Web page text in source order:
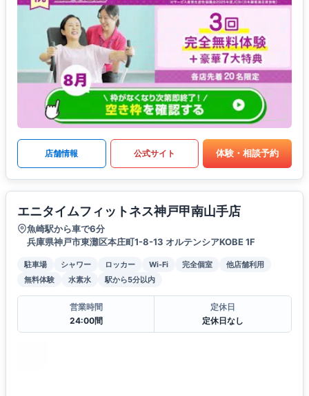
店舗情報 公式サイト 体験・相談予約
エニタイムフィットネス神戸甲南山手店
魚崎駅から車で6分
兵庫県神戸市東灘区本庄町1-8-13 オルテンシアKOBE 1F
駐車場 シャワー ロッカー Wi-Fi 完全個室
他店舗利用
無料体験
水素水 駅から5分以内
営業時間
24:00間
定休日
定休日なし